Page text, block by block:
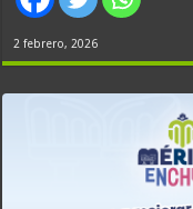
2 febrero, 2026